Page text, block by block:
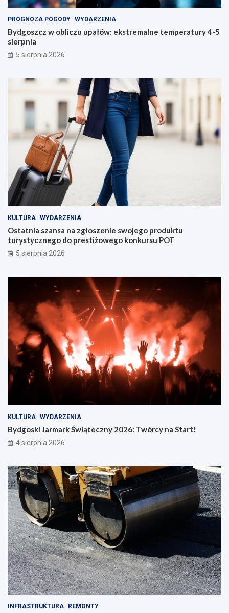
PROGNOZA POGODY WYDARZENIA
Bydgoszcz w obliczu upałów: ekstremalne temperatury 4-5
sierpnia
5 sierpnia 2026
KULTURA WYDARZENIA
Ostatnia szansa na zgłoszenie swojego produktu
turystycznego do prestiżowego konkursu POT
5 sierpnia 2026
KULTURA WYDARZENIA
Bydgoski Jarmark Świąteczny 2026: Twórcy na Start!
4 sierpnia 2026
INFRASTRUKTURA REMONTY